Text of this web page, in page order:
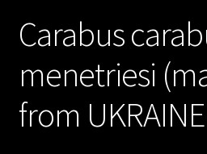
Carabus
menetriesi
from UKRAINE